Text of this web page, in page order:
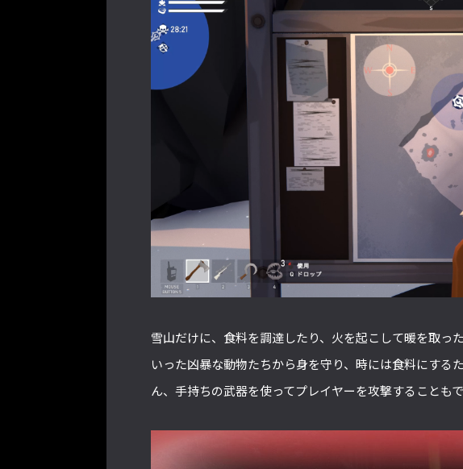
雪山だけに、食料を調達したり、火を起こして暖を取っ
いった凶暴な動物たちから身を守り、時には食料にする
ん、手持ちの武器を使ってプレイヤーを攻撃することもで